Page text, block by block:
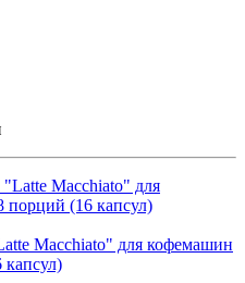
Macchiato" для кофемашин